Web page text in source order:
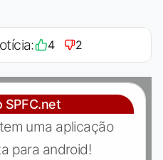
4 2
SPFC.net
uma aplicação
para android!